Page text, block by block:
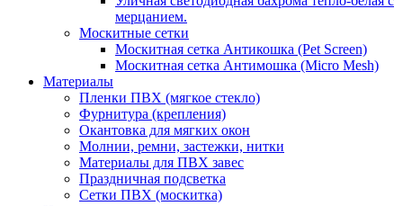
мерцанием.
Москитные сетки
Москитная сетка Антикошка (Pet Screen)
Москитная сетка Антимошка (Micro Mesh)
Материалы
Пленки ПВХ (мягкое стекло)
Фурнитура (крепления)
Окантовка для мягких окон
Молнии, ремни, застежки, нитки
Материалы для ПВХ завес
Праздничная подсветка
Сетки ПВХ (москитка)